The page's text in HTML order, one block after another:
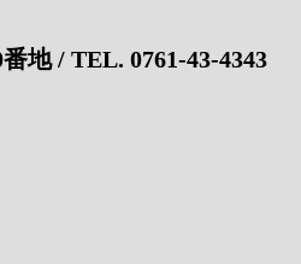
地 / TEL. 0761-43-4343